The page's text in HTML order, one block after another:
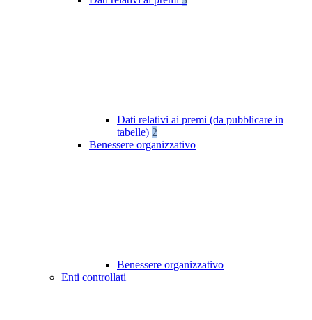
Dati relativi ai premi (da pubblicare in
tabelle) 2
Benessere organizzativo
Benessere organizzativo
Enti controllati